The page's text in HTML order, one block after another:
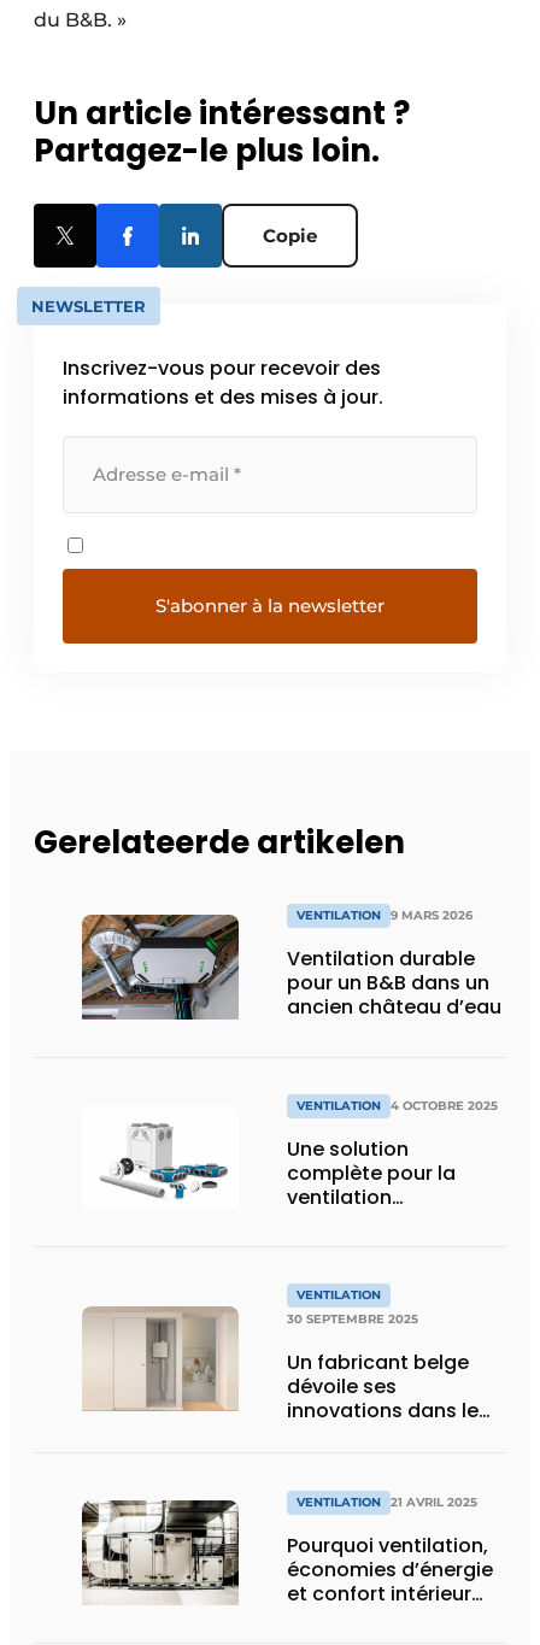
du B&B. »
Un article intéressant ?
Partagez-le plus loin.
Copie
NEWSLETTER
Inscrivez-vous pour recevoir des
informations et des mises à jour.
Gerelateerde artikelen
VENTILATION 9 MARS 2026
Ventilation durable
pour un B&B dans un
ancien château d’eau
VENTILATION 4 OCTOBRE 2025
Une solution
complète pour la
ventilation
VENTILATION
30 SEPTEMBRE 2025
Un fabricant belge
dévoile ses
innovations dans le
VENTILATION 21 AVRIL 2025
Pourquoi ventilation,
économies d’énergie
et confort intérieur